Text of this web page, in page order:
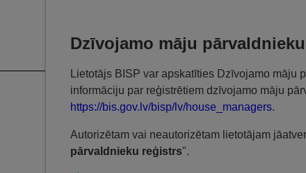
Dzīvojamo māju
Lietotājs BISP var apskatīties Dzīvojamo
informāciju par reģistrētiem dzīvojamo māju
https://bis.gov.lv/bisp/lv/house_managers.
Autorizētam vai neautorizētam lietotājam
pārvaldnieku reģistrs".